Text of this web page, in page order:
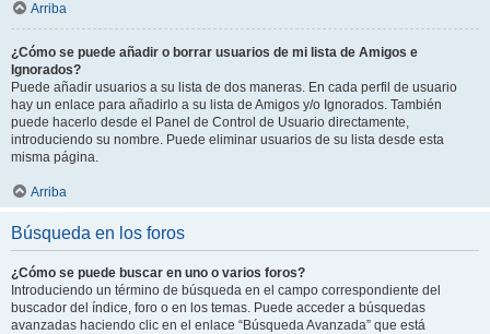
Arriba
¿Cómo se puede añadir o borrar usuarios de mi lista de Amigos e
Ignorados?
Puede añadir usuarios a su lista de dos maneras. En cada perfil de usuario
hay un enlace para añadirlo a su lista de Amigos y/o Ignorados. También
puede hacerlo desde el Panel de Control de Usuario directamente,
introduciendo su nombre. Puede eliminar usuarios de su lista desde esta
misma página.
Arriba
Búsqueda en los foros
¿Cómo se puede buscar en uno o varios foros?
Introduciendo un término de búsqueda en el campo correspondiente del
buscador del índice, foro o en los temas. Puede acceder a búsquedas
avanzadas haciendo clic en el enlace “Búsqueda Avanzada” que está